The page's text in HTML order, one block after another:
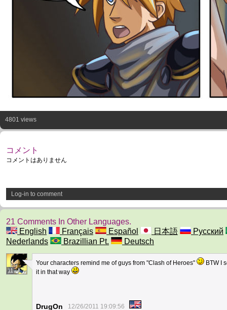
4801 views
コメント
コメントはありません
Log-in to comment
21 Comments In Other Languages.
English
Français Español 日本語
Русский
Nederlands
Brazillian Pt. Deutsch
11
Your characters remind me of guys from "Clash of Heroes"
BTW I
it in that way
DrugOn 12/26/2011 19:09:56